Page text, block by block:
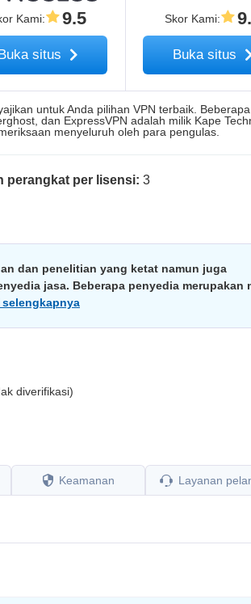
Kami: 9.5
situs
Skor Kami:
Buka situs
untuk Anda pilihan VPN terbaik.
dan ExpressVPN adalah milik Kape
menyeluruh oleh para pengulas.
perangkat per lisensi: 3
dan penelitian yang ketat namun juga
jasa. Beberapa penyedia merupakan
selengkapnya
diverifikasi)
Keamanan Layanan